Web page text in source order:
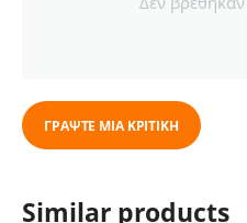
ΓΡΆΨΤΕ ΜΙΑ ΚΡΙΤΙΚΉ
Similar products